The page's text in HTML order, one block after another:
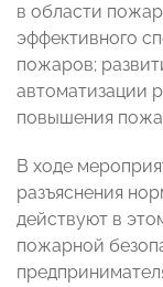
в области
эффективного
пожаров;
автоматизации
повышения
В ходе
разъяснения
действуют в
пожарной